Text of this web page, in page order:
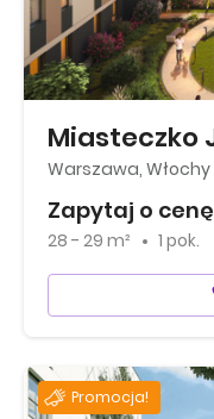
Warszawa, Włochy
Zapytaj o cenę
28 - 29 m² 1 pok.
Promocja!